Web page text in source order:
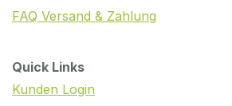
FAQ Versand & Zahlung
Quick Links
Kunden Login